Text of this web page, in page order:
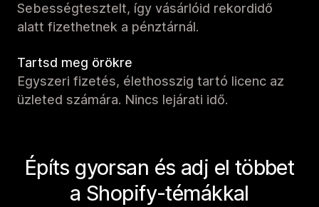
Sebességtesztelt, így vásárlóid rekordidő
alatt fizethetnek a pénztárnál.
Tartsd meg örökre
Egyszeri fizetés, élethosszig tartó licenc az
üzleted számára. Nincs lejárati idő.
Építs gyorsan és adj el többet
a Shopify-témákkal